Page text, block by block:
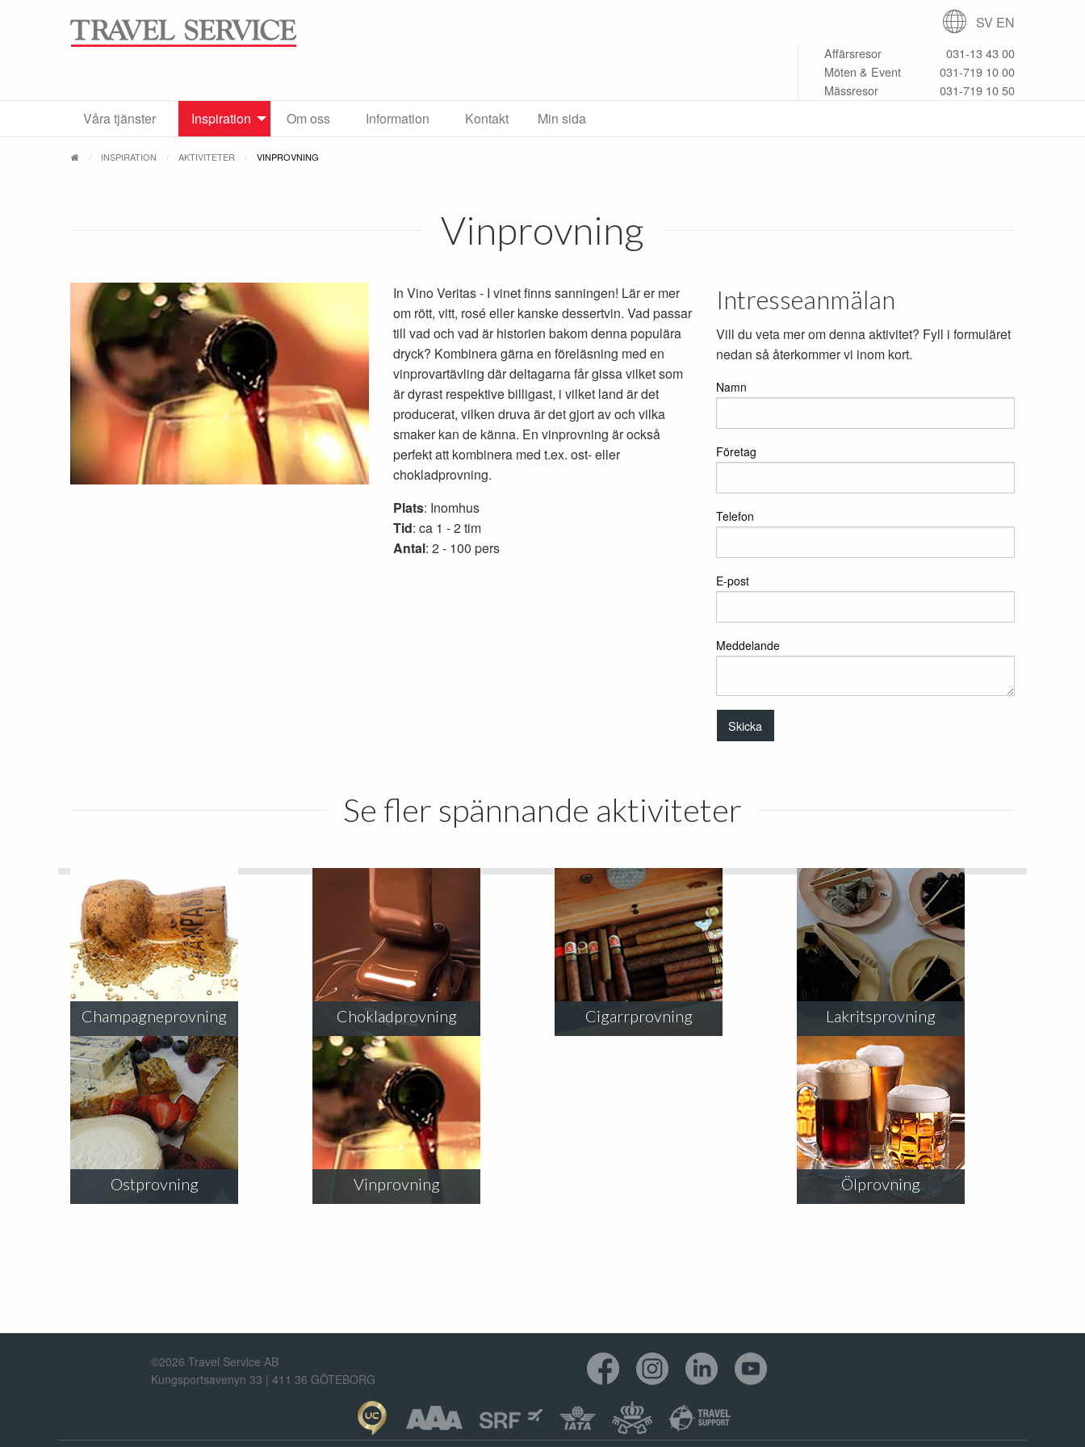
SV EN
Affärsresor
031-13 43 00
Möten & Event
031-719 10 00
Mässresor
031-719 10 50
Våra tjänster Inspiration Om oss Information Kontakt Min sida
INSPIRATION AKTIVITETER VINPROVNING
Vinprovning
In Vino Veritas - I vinet finns sanningen! Lär er mer
om rött, vitt, rosé eller kanske dessertvin. Vad passar
till vad och vad är historien bakom denna populära
dryck? Kombinera gärna en föreläsning med en
vinprovartävling där deltagarna får gissa vilket som
är dyrast respektive billigast, i vilket land är det
producerat, vilken druva är det gjort av och vilka
smaker kan de känna. En vinprovning är också
perfekt att kombinera med t.ex. ost- eller
chokladprovning.
Plats: Inomhus
Tid: ca 1 - 2 tim
Antal: 2 - 100 pers
Intresseanmälan
Vill du veta mer om denna aktivitet? Fyll i formuläret
nedan så återkommer vi inom kort.
Namn
Företag
Telefon
E-post
Meddelande
Se fler spännande aktiviteter
Champagneprovning Chokladprovning Cigarrprovning Lakritsprovning
Ostprovning Vinprovning Ölprovning
©2026 Travel Service AB
Kungsportsavenyn 33 | 411 36 GÖTEBORG